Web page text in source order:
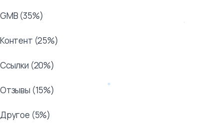
GMB (35%)
Контент (25%)
Ссылки (20%)
Отзывы (15%)
Другое (5%)